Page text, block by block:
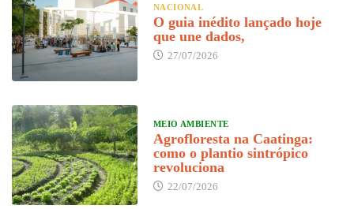
NACIONAL
O guia inédito lançado hoje
que une dados,
27/07/2026
MEIO AMBIENTE
Agrofloresta na Caatinga:
como o plantio sintrópico
revoluciona
22/07/2026